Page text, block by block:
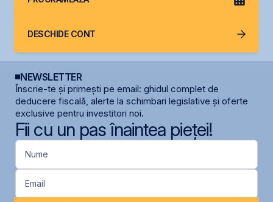
DESCHIDE CONT
NEWSLETTER
Înscrie-te și primești pe email: ghidul complet de
deducere fiscală, alerte la schimbari legislative și oferte
exclusive pentru investitori noi.
Fii cu un pas înaintea pieței!
Nume
Email